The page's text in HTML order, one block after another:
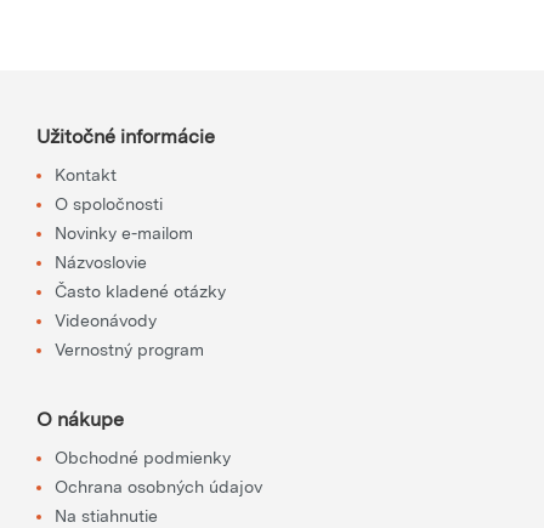
Užitočné informácie
Kontakt
O spoločnosti
Novinky e-mailom
Názvoslovie
Často kladené otázky
Videonávody
Vernostný program
O nákupe
Obchodné podmienky
Ochrana osobných údajov
Na stiahnutie